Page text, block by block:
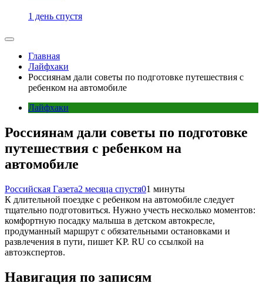
1 день спустя
Главная
Лайфхаки
Россиянам дали советы по подготовке путешествия с
ребенком на автомобиле
Лайфхаки
Россиянам дали советы по подготовке
путешествия с ребенком на
автомобиле
Российская Газета2 месяца спустя01 минуты
К длительной поездке с ребенком на автомобиле следует
тщательно подготовиться. Нужно учесть несколько моментов:
комфортную посадку малыша в детском автокресле,
продуманный маршрут с обязательными остановками и
развлечения в пути, пишет KP. RU со ссылкой на
автоэкспертов.
Навигация по записям